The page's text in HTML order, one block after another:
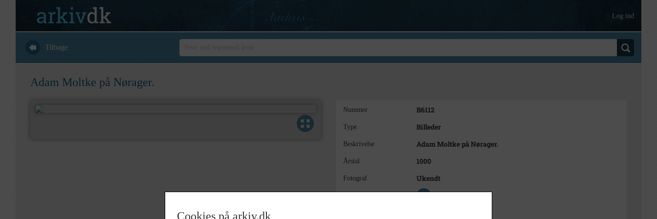
Log ind
Tilbage
Adam Moltke på Nørager.
Nummer B6112
Type Billeder
Beskrivelse Adam Moltke på Nørager.
Årstal 1000
Fotograf Ukendt
Cookies på arkiv.dk